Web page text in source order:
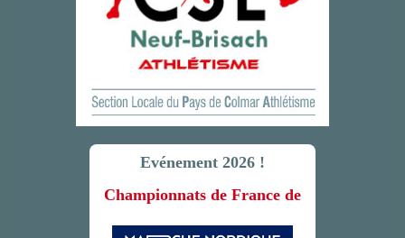
Evénement 2026 !
Championnats de France de